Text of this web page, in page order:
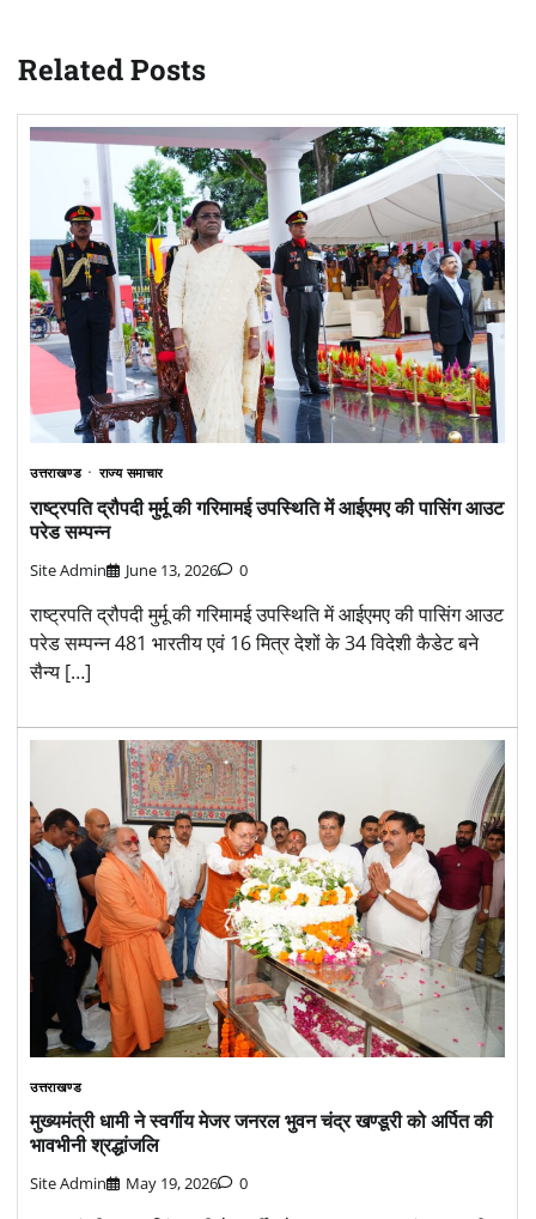
Related Posts
उत्तराखण्ड राज्य समाचार
राष्ट्रपति द्रौपदी मुर्मू की गरिमामई उपस्थिति में आईएमए की पासिंग आउट
परेड सम्पन्न
Site Admin June 13, 2026 0
राष्ट्रपति द्रौपदी मुर्मू की गरिमामई उपस्थिति में आईएमए की पासिंग आउट
परेड सम्पन्न 481 भारतीय एवं 16 मित्र देशों के 34 विदेशी कैडेट बने
सैन्य […]
उत्तराखण्ड
मुख्यमंत्री धामी ने स्वर्गीय मेजर जनरल भुवन चंद्र खण्डूरी को अर्पित की
भावभीनी श्रद्धांजलि
Site Admin May 19, 2026 0